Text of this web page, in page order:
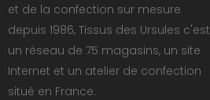
et de la confection sur mesure
depuis 1986, Tissus des Ursules c'est
un réseau de 75 magasins, un site
Internet et un atelier de confection
situé en France.